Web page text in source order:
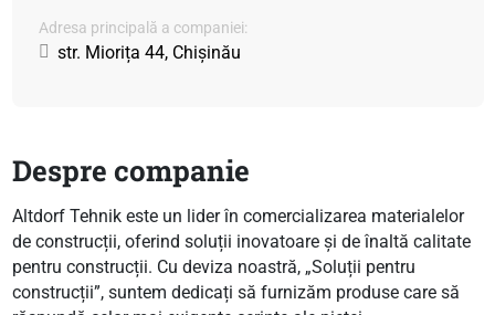
Adresa principală a companiei:
str. Miorița 44, Chișinău
Despre companie
Altdorf Tehnik este un lider în comercializarea materialelor
de construcții, oferind soluții inovatoare și de înaltă calitate
pentru construcții. Cu deviza noastră, „Soluții pentru
construcții”, suntem dedicați să furnizăm produse care să